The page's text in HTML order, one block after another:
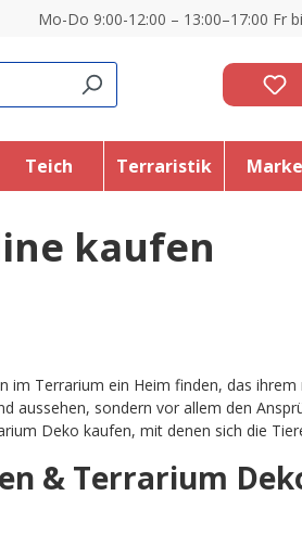
Mo-Do 9:00-12:00 – 13:00–17:00 Fr
Teich Terraristik
kaufen
im Terrarium ein Heim finden, das
aussehen, sondern vor allem den
Deko kaufen, mit denen sich die
& Terrarium